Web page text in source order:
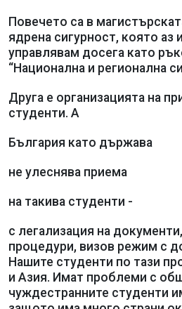
Повечето са в
ядрена сигурност, която аз
управлявам досега като
“Национална и регионална
Друга е организацията на
студенти. А
България като държава
не улеснява приема
на такива студенти -
с легализация на
процедури, визов режим с
Нашите студенти по тази
и Азия. Имат проблеми с
чуждестранните студенти